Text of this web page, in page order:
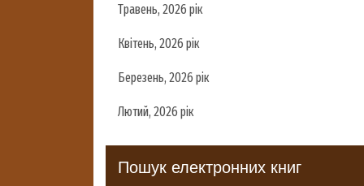
Травень, 2026 рік
Квітень, 2026 рік
Березень, 2026 рік
Лютий, 2026 рік
Пошук електронних книг